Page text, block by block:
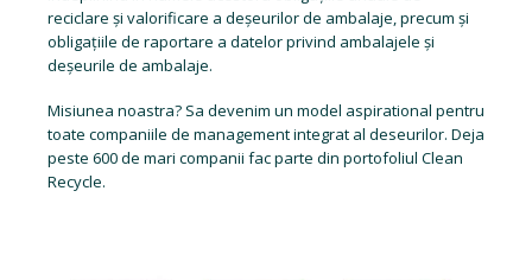
reciclare și valorificare a deșeurilor de ambalaje, precum și
obligațiile de raportare a datelor privind ambalajele și
deșeurile de ambalaje.
Misiunea noastra? Sa devenim un model aspirational pentru
toate companiile de management integrat al deseurilor. Deja
peste 600 de mari companii fac parte din portofoliul Clean
Recycle.